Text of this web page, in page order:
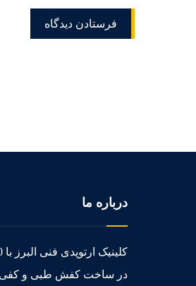
درباره ما
در ساخت کفش طبی و کفی